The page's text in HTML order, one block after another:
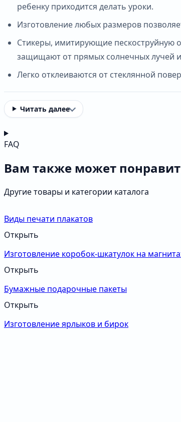
ребенку приходится делать уроки.
Изготовление любых размеров
Стикеры, имитирующие пескоструйную
защищают от прямых солнечных лучей и
Легко отклеиваются от стеклянной
Читать далее
FAQ
Вам также может
Другие товары и категории каталога
Виды печати плакатов
Открыть
Изготовление коробок-шкатулок на
Открыть
Бумажные подарочные пакеты
Открыть
Изготовление ярлыков и бирок